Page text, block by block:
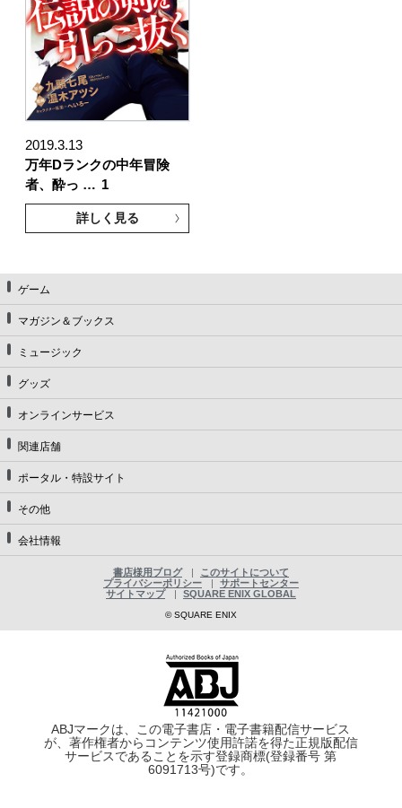
2019.3.13
万年Dランクの中年冒険
者、酔っ … 1
詳しく見る
ゲーム
マガジン＆ブックス
ミュージック
グッズ
オンラインサービス
関連店舗
ポータル・特設サイト
その他
会社情報
書店様用ブログ
このサイトについて
プライバシーポリシー
サポートセンター
サイトマップ
SQUARE ENIX GLOBAL
© SQUARE ENIX
ABJマークは、この電子書店・電子書籍配信サービス
が、著作権者からコンテンツ使用許諾を得た正規版配信
サービスであることを示す登録商標(登録番号 第
6091713号)です。